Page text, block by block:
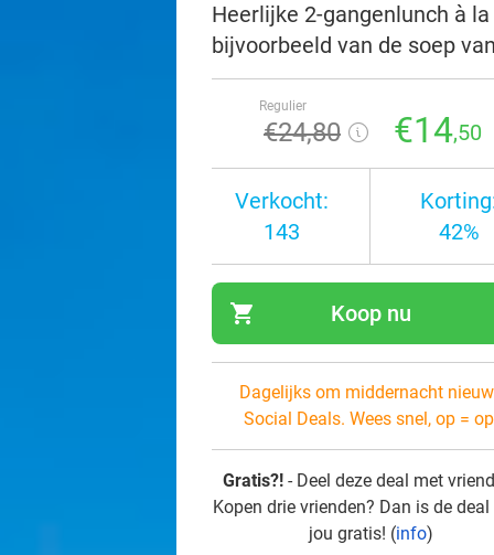
Heerlijke 2-gangenlunch à
bijvoorbeeld van de soep
Regulier
€24,80 €14,50
Verkocht:
143
42%
shopping_cart Koop nu
Dagelijks om middernacht
Social Deals. Wees snel, op =
Gratis?! - Deel deze deal met
Kopen drie vrienden? Dan is de
jou gratis! (info)